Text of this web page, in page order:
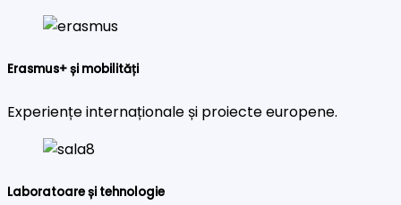
Erasmus+ și mobilități
Experiențe internaționale și proiecte europene.
Laboratoare și tehnologie